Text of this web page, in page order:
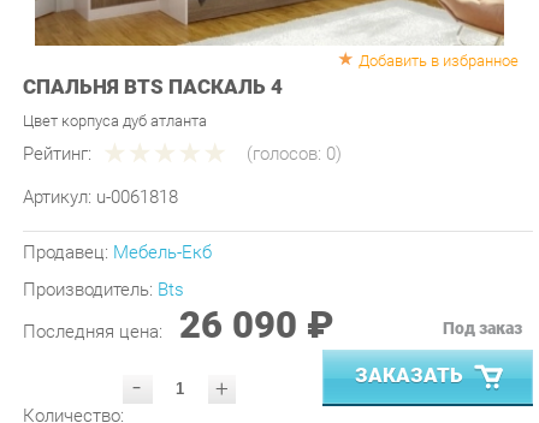
Добавить в избранное
Цвет корпуса дуб атланта
Рейтинг:
Артикул: u-0061818
Производитель:Bts
Последняя цена: 26 090 ₽
- ЗАКАЗАТЬ
УТОЧНИТЬ НАЛИЧИЕ